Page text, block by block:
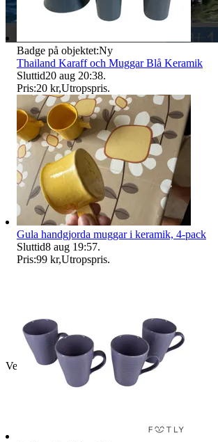
Verifierad
Badge på objektet:Ny
Thailand Karaff och Muggar Blå Keramik
Sluttid20 aug 20:38.
Pris:20 kr,Utropspris.
Gula handgjorda muggar i keramik, 4-pack
Sluttid8 aug 19:57.
Pris:99 kr,Utropspris.